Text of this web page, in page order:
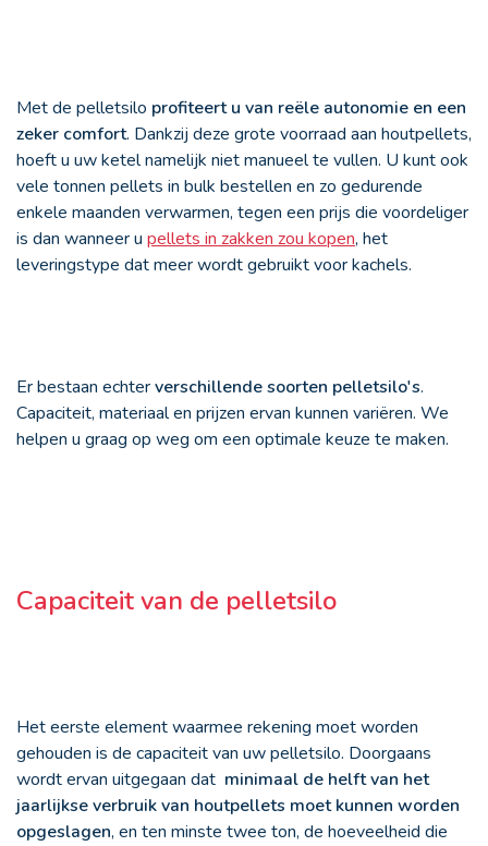
Met de pelletsilo profiteert u van reële autonomie en een
zeker comfort. Dankzij deze grote voorraad aan houtpellets,
hoeft u uw ketel namelijk niet manueel te vullen. U kunt ook
vele tonnen pellets in bulk bestellen en zo gedurende
enkele maanden verwarmen, tegen een prijs die voordeliger
is dan wanneer u pellets in zakken zou kopen, het
leveringstype dat meer wordt gebruikt voor kachels.
Er bestaan echterverschillende soorten pelletsilo's.
Capaciteit, materiaal en prijzen ervan kunnen variëren. We
helpen u graag op weg om een optimale keuze te maken.
Capaciteit van de pelletsilo
Het eerste element waarmee rekening moet worden
gehouden is de capaciteit van uw pelletsilo. Doorgaans
wordt ervan uitgegaan dat minimaal de helft van het
jaarlijkse verbruik van houtpellets moet kunnen worden
opgeslagen, en ten minste twee ton, de hoeveelheid die